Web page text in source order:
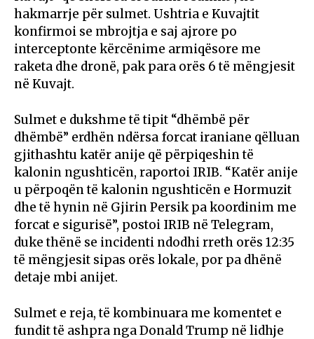
hakmarrje për sulmet. Ushtria e Kuvajtit
konfirmoi se mbrojtja e saj ajrore po
interceptonte kërcënime armiqësore me
raketa dhe dronë, pak para orës 6 të mëngjesit
në Kuvajt.
Sulmet e dukshme të tipit “dhëmbë për
dhëmbë” erdhën ndërsa forcat iraniane qëlluan
gjithashtu katër anije që përpiqeshin të
kalonin ngushticën, raportoi IRIB. “Katër anije
u përpoqën të kalonin ngushticën e Hormuzit
dhe të hynin në Gjirin Persik pa koordinim me
forcat e sigurisë”, postoi IRIB në Telegram,
duke thënë se incidenti ndodhi rreth orës 12:35
të mëngjesit sipas orës lokale, por pa dhënë
detaje mbi anijet.
Sulmet e reja, të kombinuara me komentet e
fundit të ashpra nga Donald Trump në lidhje